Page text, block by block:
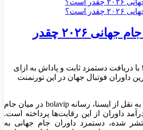
دستمزد داوران جام جهانی ۲۰۲۶ چقدر
داوران جام جهانی ۲۰۲۶ با دریافت دستمزد ثابت و پاداش به ازای
داوران فوتبال جهان در این تورنمنت
به گزارش اقتصاد آنلاین به نقل از ایسنا، رسانه bolavip در میان جام
مقوله درآمد داوران از این رقابت‌ها پرداخته است.
شده، دستمزد داوران جام جهانی به